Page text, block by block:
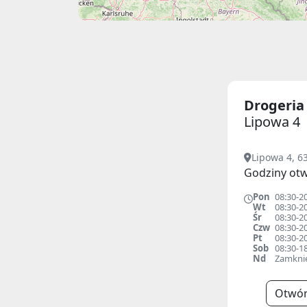
Lipowa 4
Lipowa 4,
Godziny
Pon 08:30-
Wt
08:30-
Śr
08:30-
Czw 08:30-
Pt
08:30-
Sob 08:30-
Nd